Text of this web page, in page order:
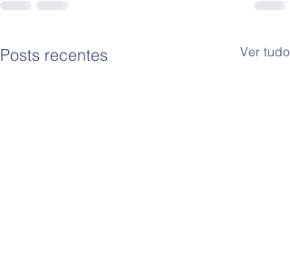
Posts recentes Ver tudo